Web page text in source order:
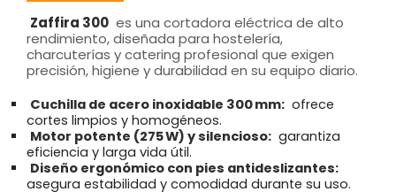
Zaffira 300 es una cortadora eléctrica de alto
rendimiento, diseñada para hostelería,
charcuterías y catering profesional que exigen
precisión, higiene y durabilidad en su equipo diario.
Cuchilla de acero inoxidable 300 mm: ofrece
cortes limpios y homogéneos.
Motor potente (275 W) y silencioso: garantiza
eficiencia y larga vida útil.
Diseño ergonómico con pies antideslizantes:
asegura estabilidad y comodidad durante su uso.